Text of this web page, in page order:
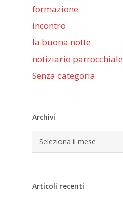
formazione
incontro
la buona notte
notiziario parrocchiale
Senza categoria
Archivi
Archivi
Articoli recenti